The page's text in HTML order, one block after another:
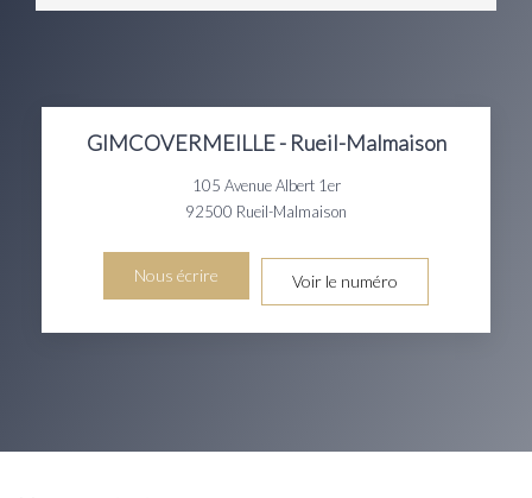
GIMCOVERMEILLE - Rueil-Malmaison
105 Avenue Albert 1er
92500 Rueil-Malmaison
Nous écrire Voir le numéro